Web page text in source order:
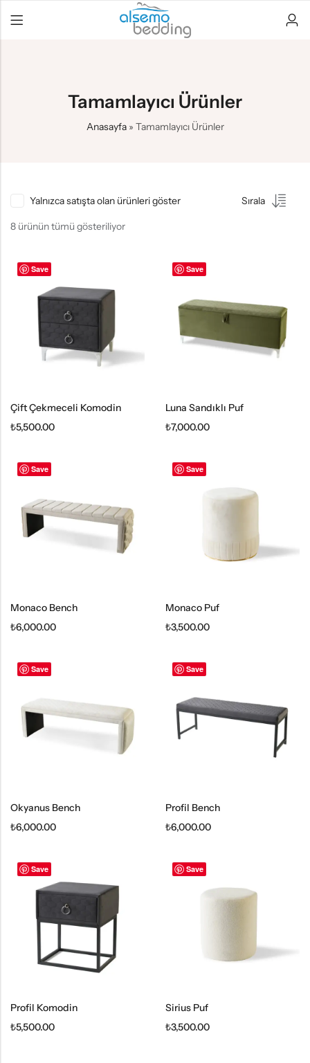
Tamamlayıcı Ürünler
Anasayfa» Tamamlayıcı Ürünler
Yalnızca satışta olan ürünleri göster Sırala
8 ürünün tümü gösteriliyor
Save
Çift Çekmeceli Komodin
₺5,500.00
Save
Luna Sandıklı Puf
₺7,000.00
Save
Monaco Bench
₺6,000.00
Save
Monaco Puf
₺3,500.00
Save
Okyanus Bench
₺6,000.00
Save
Profil Bench
₺6,000.00
Save
Profil Komodin
₺5,500.00
Save
Sirius Puf
₺3,500.00